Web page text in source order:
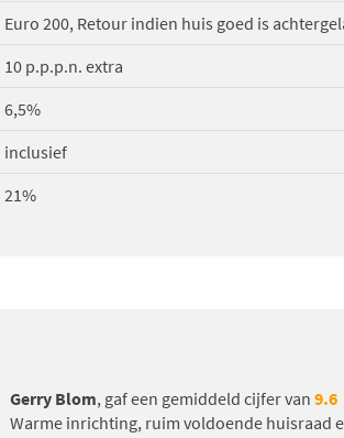
Euro 200, Retour indien huis goed is
10 p.p.p.n. extra
6,5%
inclusief
21%
Gerry Blom, gaf een gemiddeld cijfer van 9.6
Warme inrichting, ruim voldoende huisraad